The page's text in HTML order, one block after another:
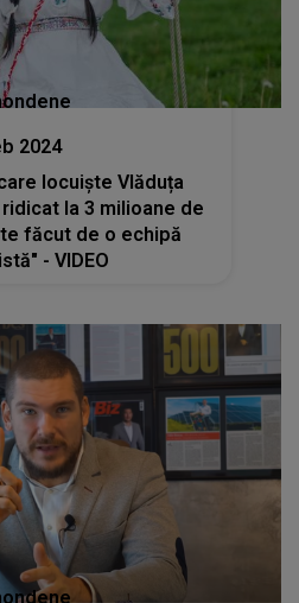
2024
locuiște Vlăduța
la 3 milioane de
făcut de o echipă
- VIDEO